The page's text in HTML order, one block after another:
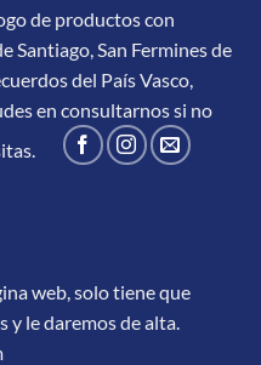
de productos con
Santiago, San Fermines de
del País Vasco,
en consultarnos si no
web, solo tiene que
y le daremos de alta.